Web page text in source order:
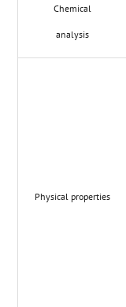
Chemical
analysis
Physical properties